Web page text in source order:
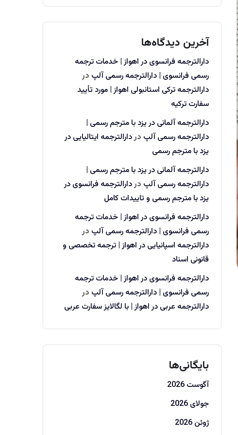
آخرین دیدگاه‌ها
دارالترجمه فرانسوی در اهواز | خدمات ترجمه
رسمی فرانسوی | دارالترجمه رسمی آلپ در
دارالترجمه ترکی استانبولی اهواز | مورد تأیید
سفارت ترکیه
دارالترجمه آلمانی در یزد با مترجم رسمی |
دارالترجمه رسمی آلپ دردارالترجمه ایتالیایی در
یزد با مترجم رسمی
دارالترجمه آلمانی در یزد با مترجم رسمی |
دارالترجمه رسمی آلپ دردارالترجمه فرانسوی در
یزد با مترجم رسمی و تاییدات کامل
دارالترجمه فرانسوی در اهواز | خدمات ترجمه
رسمی فرانسوی | دارالترجمه رسمی آلپ در
دارالترجمه اسپانیایی در اهواز | ترجمه تخصصی و
قانونی اسناد
دارالترجمه فرانسوی در اهواز | خدمات ترجمه
رسمی فرانسوی | دارالترجمه رسمی آلپ در
دارالترجمه عربی در اهواز | با لگالایز سفارت عربی
بایگانی‌ها
آگوست 2026
جولای 2026
ژوئن 2026